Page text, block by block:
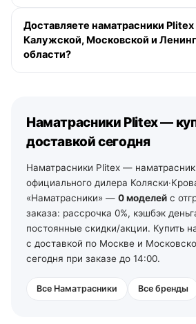
13:00 в будний день доставим
наличии), позже — на ближайший
бесплатно от 10 000 ₽ в пределах
Доставляете наматрасники
Калужской, Московской и
области?
Дзержинского, 35): самовывоз из
день после подтверждения заказа,
— от 490 ₽, по области —
Ленинградской области — от 2
склада в Санкт-Петербурге (тел.
Наматрасники Plitex —
доставкой сегодня
Наматрасники Plitex —
официального дилера
«Наматрасники» — 0 моделей с
заказа: рассрочка 0%, кэшбэк
постоянные скидки/акции. Купить
с доставкой по Москве и
сегодня при заказе до 14:00.
Все Наматрасники Все бренды